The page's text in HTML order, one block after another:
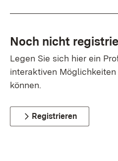
Noch nicht
Legen Sie sich hier ein
interaktiven
können.
Registrieren